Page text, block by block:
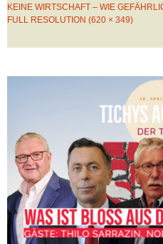
KEINE WIRTSCHAFT – WIE
FULL RESOLUTION (620 × 349)